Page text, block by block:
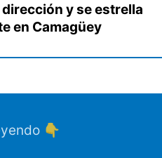
y se estrella
en Camagüey
👇